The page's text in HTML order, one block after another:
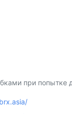
при попытке